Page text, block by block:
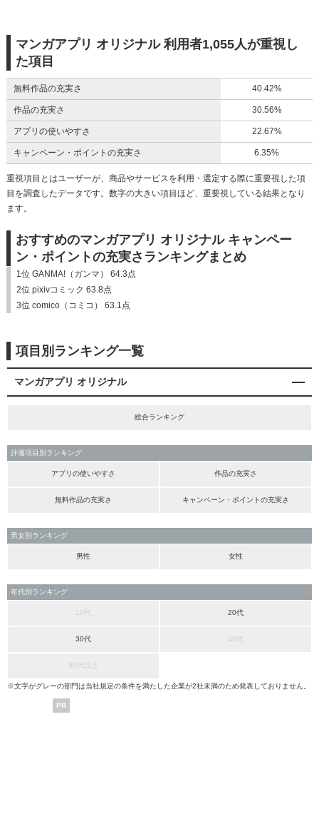
マンガアプリ オリジナル 利用者1,055人が重視し
た項目
無料作品の充実さ 40.42%
作品の充実さ 30.56%
アプリの使いやすさ 22.67%
キャンペーン・ポイントの充実さ 6.35%
重視項目とはユーザーが、商品やサービスを利用・選定する際に重要視した項
目を調査したデータです。数字の大きい項目ほど、重要視している結果となり
ます。
おすすめのマンガアプリ オリジナル キャンペー
ン・ポイントの充実さランキングまとめ
1位 GANMA!（ガンマ） 64.3点
2位 pixivコミック 63.8点
3位 comico（コミコ） 63.1点
項目別ランキング一覧
マンガアプリ オリジナル
総合ランキング
評価項目別ランキング
アプリの使いやすさ 作品の充実さ
無料作品の充実さ キャンペーン・ポイントの充実さ
男女別ランキング
男性 女性
年代別ランキング
10代 20代
30代 40代
50代以上
※文字がグレーの部門は当社規定の条件を満たした企業が2社未満のため発表しておりません。
PR